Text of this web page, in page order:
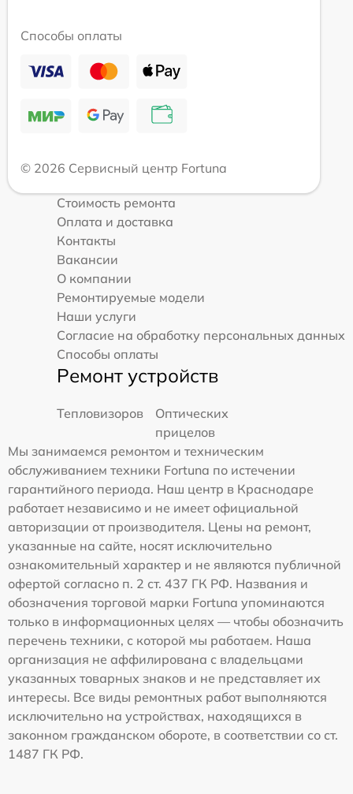
Способы оплаты
© 2026 Сервисный центр Fortuna
Стоимость ремонта
Оплата и доставка
Контакты
Вакансии
О компании
Ремонтируемые модели
Наши услуги
Согласие на обработку персональных данных
Способы оплаты
Ремонт устройств
Тепловизоров
Оптических
прицелов
Мы занимаемся ремонтом и техническим
обслуживанием техники Fortuna по истечении
гарантийного периода. Наш центр в Краснодаре
работает независимо и не имеет официальной
авторизации от производителя. Цены на ремонт,
указанные на сайте, носят исключительно
ознакомительный характер и не являются публичной
офертой согласно п. 2 ст. 437 ГК РФ. Названия и
обозначения торговой марки Fortuna упоминаются
только в информационных целях — чтобы обозначить
перечень техники, с которой мы работаем. Наша
организация не аффилирована с владельцами
указанных товарных знаков и не представляет их
интересы. Все виды ремонтных работ выполняются
исключительно на устройствах, находящихся в
законном гражданском обороте, в соответствии со ст.
1487 ГК РФ.